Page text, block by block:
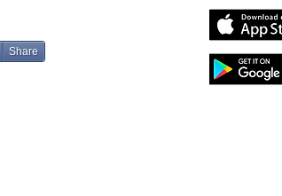
Share